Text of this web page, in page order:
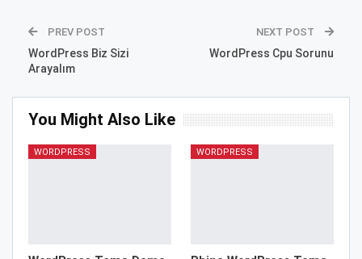
PREV POST
WordPress Biz Sizi
Arayalım
NEXT POST
WordPress Cpu Sorunu
You Might Also Like
WORDPRESS WORDPRESS